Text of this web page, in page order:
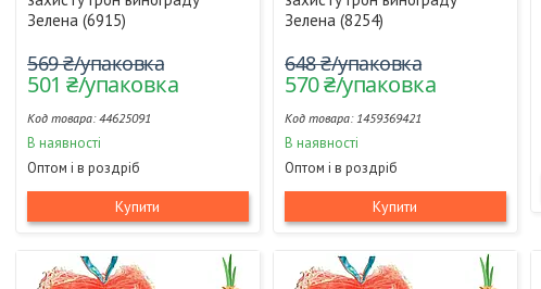
Зелена (6915)
569 ₴/упаковка
501 ₴/упаковка
44625091
В наявності
Оптом і в роздріб
Купити
Зелена (8254)
648 ₴/упаковка
570 ₴/упаковка
1459369421
В наявності
Оптом і в роздріб
Купити